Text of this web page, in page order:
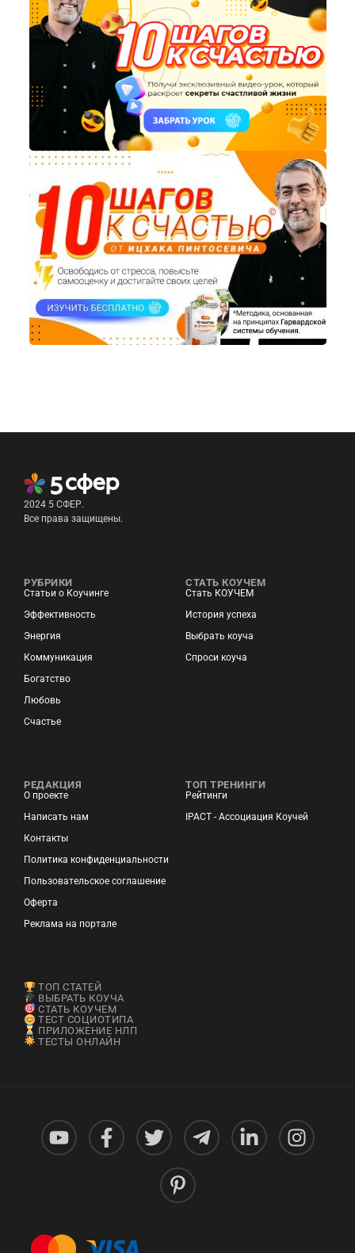
2024 5 СФЕР.
Все права защищены.
РУБРИКИ
Статьи о Коучинге
Эффективность
Энергия
Коммуникация
Богатство
Любовь
Счастье
СТАТЬ КОУЧЕМ
Стать КОУЧЕМ
История успеха
Выбрать коуча
Спроси коуча
РЕДАКЦИЯ
О проекте
Написать нам
Контакты
Политика конфиденциальности
Пользовательское соглашение
Оферта
Реклама на портале
ТОП ТРЕНИНГИ
Рейтинги
IPACT - Ассоциация Коучей
ТОП СТАТЕЙ
ВЫБРАТЬ КОУЧА
СТАТЬ КОУЧЕМ
ТЕСТ СОЦИОТИПА
ПРИЛОЖЕНИЕ НЛП
ТЕСТЫ ОНЛАЙН